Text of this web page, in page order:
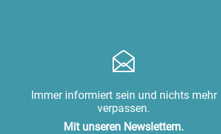
Immer informiert sein und nichts mehr
verpassen.
Mit unseren Newslettern.